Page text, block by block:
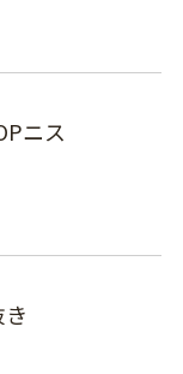
ニス